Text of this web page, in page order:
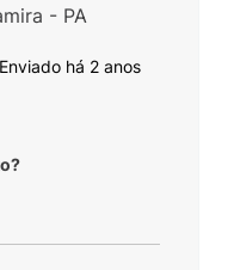
Enviado há 2 anos
- PA